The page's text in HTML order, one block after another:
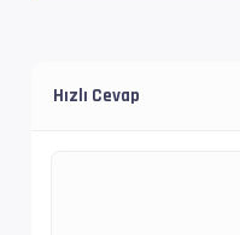
Hızlı Cevap